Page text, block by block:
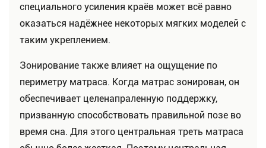
специального усиления краёв может всё равно
оказаться надёжнее некоторых мягких моделей с
таким укреплением.
Зонирование также влияет на ощущение по
периметру матраса. Когда матрас зонирован, он
обеспечивает целенапраленную поддержку,
призванную способствовать правильной позе во
время сна. Для этого центральная треть матраса